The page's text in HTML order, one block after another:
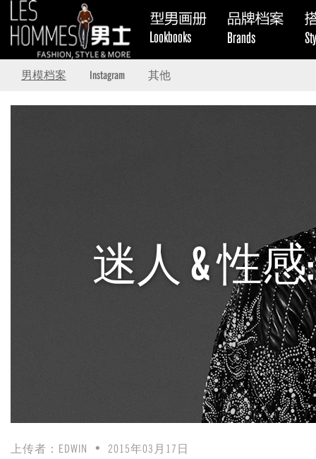
男模档案 Instagram 其他
迷人 & 性
上传者： EDWIN 2015年03月17日